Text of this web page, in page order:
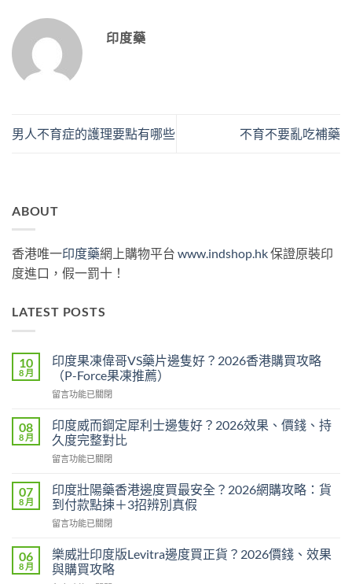
印度藥
男人不育症的護理要點有哪些 不育不要亂吃補藥
ABOUT
香港唯一印度藥網上購物平台 www.indshop.hk保證原裝印
度進口，假一罰十！
LATEST POSTS
10
8 月
印度果凍偉哥VS藥片邊隻好？2026香港購買攻略
（P-Force果凍推薦）
在
度
果
凍
偉
VS
藥
片
邊
好？
2026
留言功能已關閉
08
8 月
印度威而鋼定犀利士邊隻好？2026效果、價錢、持
久度完整對比
在
度
威
而
鋼
犀
利
士
留言功能已關閉
07
8 月
印度壯陽藥香港邊度買最安全？2026網購攻略：貨
到付款點揀＋3招辨別真假
在
度
壯
陽
留言功能已關閉
06
8 月
樂威壯印度版Levitra邊度買正貨？2026價錢、效果
與購買攻略